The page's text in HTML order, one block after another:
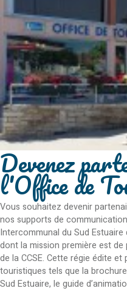
Devenez
l'Office de
Vous souhaitez devenir
nos supports de
Intercommunal du Sud Estuaire
dont la mission première est
de la CCSE. Cette régie édite
touristiques tels que la
Sud Estuaire, le guide